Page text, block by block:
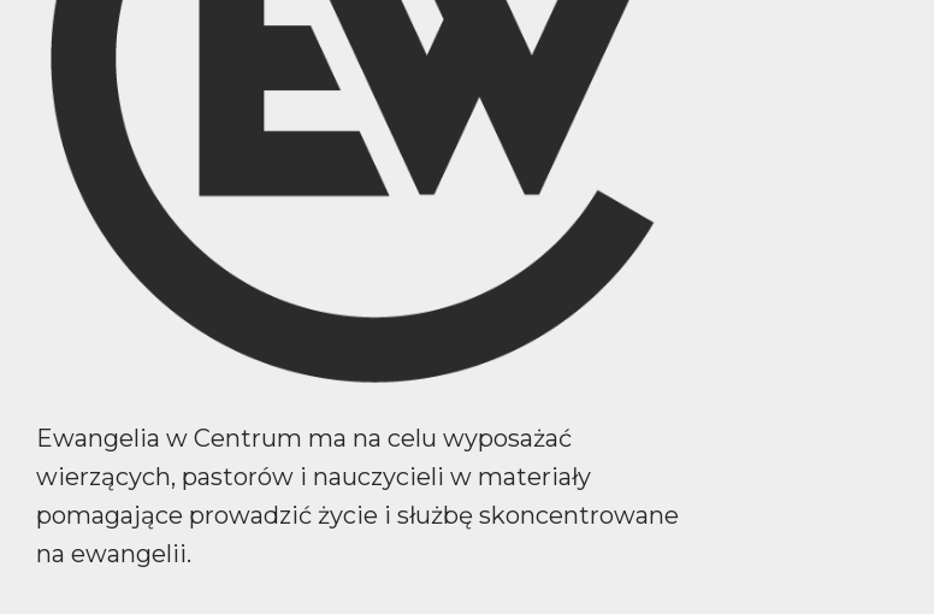
Ewangelia w Centrum ma na celu wyposażać
wierzących, pastorów i nauczycieli w materiały
pomagające prowadzić życie i służbę skoncentrowane
na ewangelii.